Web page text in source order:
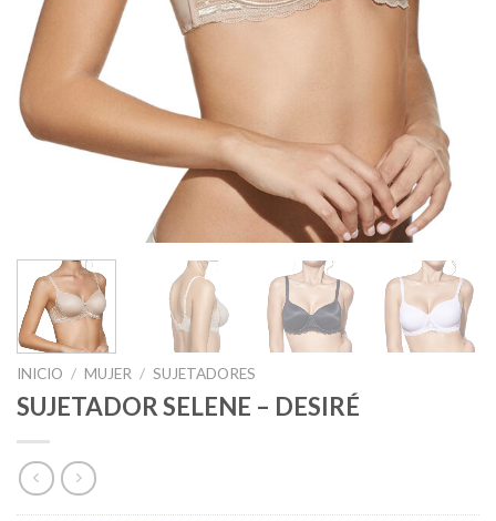
INICIO / MUJER / SUJETADORES
SUJETADOR SELENE – DESIRÉ